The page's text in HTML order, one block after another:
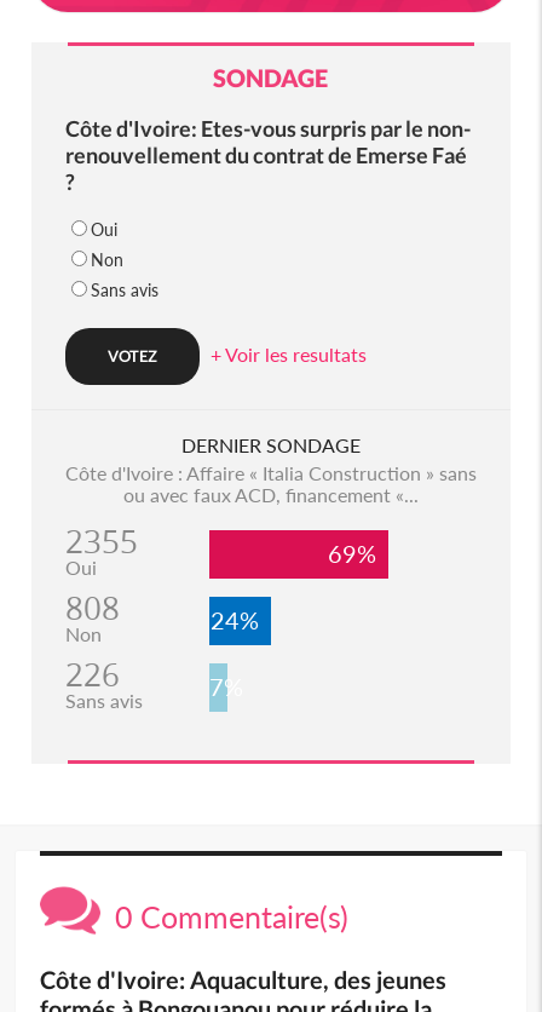
SONDAGE
Côte d'Ivoire: Etes-vous surpris par le non-
renouvellement du contrat de Emerse Faé
?
Oui
Non
Sans avis
+ Voir les resultats
DERNIER SONDAGE
Côte d'Ivoire : Affaire « Italia Construction » sans
ou avec faux ACD, financement «...
2355
Oui 69%
808
Non 24%
226
Sans avis 7%
0 Commentaire(s)
Côte d'Ivoire: Aquaculture, des jeunes